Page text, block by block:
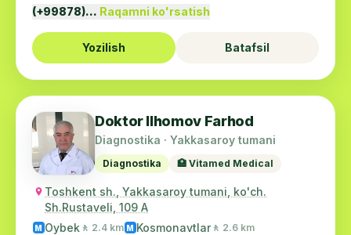
(+99878)… Raqamni ko'rsatish
Yozilish Batafsil
Doktor Ilhomov Farhod
Diagnostika · Yakkasaroy tumani
Diagnostika 🏥 Vitamed Medical
Toshkent sh., Yakkasaroy tumani, ko'ch.
Sh.Rustaveli, 109 A
M Oybek 🚶 2.4 km M Kosmonavtlar 🚶 2.6 km